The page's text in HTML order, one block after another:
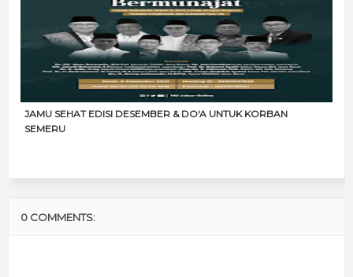
JAMU SEHAT EDISI DESEMBER & DO'A UNTUK KORBAN
SEMERU
0 COMMENTS: